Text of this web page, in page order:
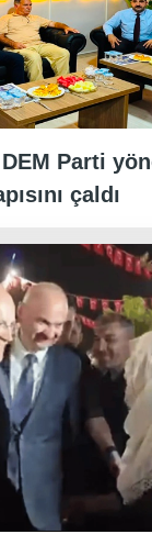
DEM Parti
çaldı